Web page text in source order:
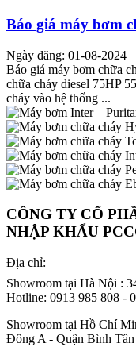
Báo giá máy bơm
Ngày đăng: 01-08-2024
Báo giá máy bơm chữa
chữa cháy diesel 75HP
cháy vào hệ thống ...
CÔNG TY CỔ
NHẬP KHẨU
Địa chỉ:
Showroom tại Hà Nội :
Hotline: 0913 985 808 -
Showroom tại Hồ Chí
Đông A - Quận Bình